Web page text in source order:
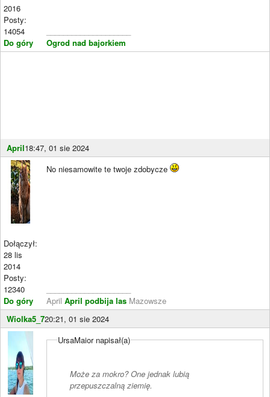
2016
Posty:
14054
Do góry
Ogrod nad bajorkiem
April18:47, 01 sie 2024
Dołączył:
28 lis
2014
Posty:
12340
Do góry
No niesamowite te twoje zdobycze
April April podbija las Mazowsze
Wiolka5_720:21, 01 sie 2024
UrsaMaior napisał(a)
Może za mokro? One jednak lubią
przepuszczalną ziemię.